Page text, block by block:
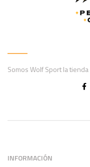
Somos Wolf Sport la
INFORMACIÓN